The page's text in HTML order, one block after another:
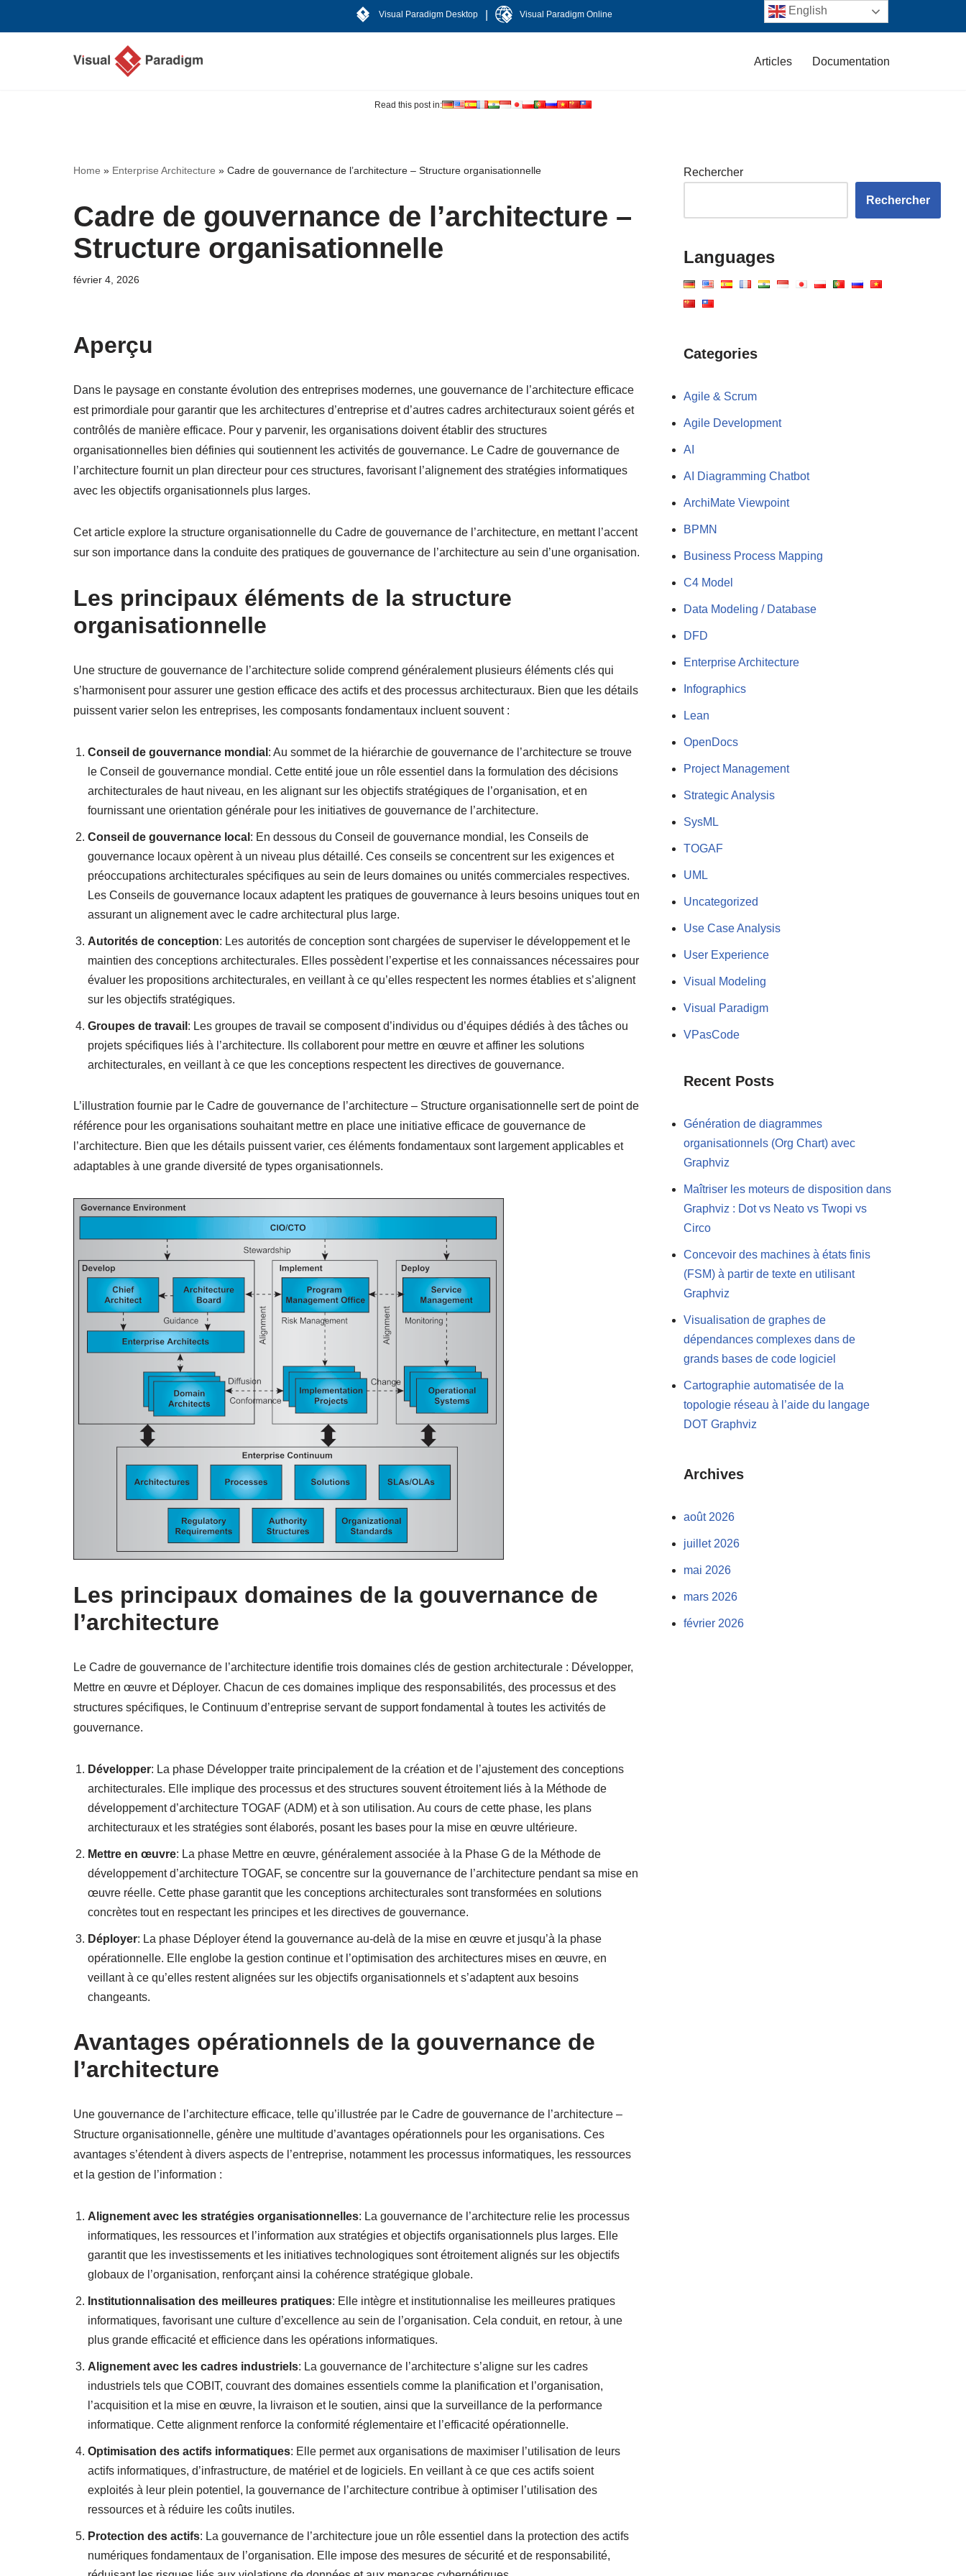
Visual Paradigm Desktop Visual Paradigm Online
Articles Documentation
Read this post in:
Home » Enterprise Architecture » Cadre de gouvernance de l’architecture – Structure organisationnelle
Cadre de gouvernance de l’architecture –
Structure organisationnelle
février 4, 2026
Aperçu
Dans le paysage en constante évolution des entreprises modernes, une gouvernance de l’architecture efficace
est primordiale pour garantir que les architectures d’entreprise et d’autres cadres architecturaux soient gérés et
contrôlés de manière efficace. Pour y parvenir, les organisations doivent établir des structures
organisationnelles bien définies qui soutiennent les activités de gouvernance. Le Cadre de gouvernance de
l’architecture fournit un plan directeur pour ces structures, favorisant l’alignement des stratégies informatiques
avec les objectifs organisationnels plus larges.
Cet article explore la structure organisationnelle du Cadre de gouvernance de l’architecture, en mettant l’accent
sur son importance dans la conduite des pratiques de gouvernance de l’architecture au sein d’une organisation.
Les principaux éléments de la structure
organisationnelle
Une structure de gouvernance de l’architecture solide comprend généralement plusieurs éléments clés qui
s’harmonisent pour assurer une gestion efficace des actifs et des processus architecturaux. Bien que les détails
puissent varier selon les entreprises, les composants fondamentaux incluent souvent :
Conseil de gouvernance mondial : Au sommet de la hiérarchie de gouvernance de l’architecture se trouve
le Conseil de gouvernance mondial. Cette entité joue un rôle essentiel dans la formulation des décisions
architecturales de haut niveau, en les alignant sur les objectifs stratégiques de l’organisation, et en
fournissant une orientation générale pour les initiatives de gouvernance de l’architecture.
Conseil de gouvernance local : En dessous du Conseil de gouvernance mondial, les Conseils de
gouvernance locaux opèrent à un niveau plus détaillé. Ces conseils se concentrent sur les exigences et
préoccupations architecturales spécifiques au sein de leurs domaines ou unités commerciales respectives.
Les Conseils de gouvernance locaux adaptent les pratiques de gouvernance à leurs besoins uniques tout en
assurant un alignement avec le cadre architectural plus large.
Autorités de conception: Les autorités de conception sont chargées de superviser le développement et le
maintien des conceptions architecturales. Elles possèdent l’expertise et les connaissances nécessaires pour
évaluer les propositions architecturales, en veillant à ce qu’elles respectent les normes établies et s’alignent
sur les objectifs stratégiques.
Groupes de travail : Les groupes de travail se composent d’individus ou d’équipes dédiés à des tâches ou
projets spécifiques liés à l’architecture. Ils collaborent pour mettre en œuvre et affiner les solutions
architecturales, en veillant à ce que les conceptions respectent les directives de gouvernance.
L’illustration fournie par le Cadre de gouvernance de l’architecture – Structure organisationnelle sert de point de
référence pour les organisations souhaitant mettre en place une initiative efficace de gouvernance de
l’architecture. Bien que les détails puissent varier, ces éléments fondamentaux sont largement applicables et
adaptables à une grande diversité de types organisationnels.
Les principaux domaines de la gouvernance de
l’architecture
Le Cadre de gouvernance de l’architecture identifie trois domaines clés de gestion architecturale : Développer,
Mettre en œuvre et Déployer. Chacun de ces domaines implique des responsabilités, des processus et des
structures spécifiques, le Continuum d’entreprise servant de support fondamental à toutes les activités de
gouvernance.
Développer: La phase Développer traite principalement de la création et de l’ajustement des conceptions
architecturales. Elle implique des processus et des structures souvent étroitement liés à la Méthode de
développement d’architecture TOGAF (ADM) et à son utilisation. Au cours de cette phase, les plans
architecturaux et les stratégies sont élaborés, posant les bases pour la mise en œuvre ultérieure.
Mettre en œuvre: La phase Mettre en œuvre, généralement associée à la Phase G de la Méthode de
développement d’architecture TOGAF, se concentre sur la gouvernance de l’architecture pendant sa mise en
œuvre réelle. Cette phase garantit que les conceptions architecturales sont transformées en solutions
concrètes tout en respectant les principes et les directives de gouvernance.
Déployer: La phase Déployer étend la gouvernance au-delà de la mise en œuvre et jusqu’à la phase
opérationnelle. Elle englobe la gestion continue et l’optimisation des architectures mises en œuvre, en
veillant à ce qu’elles restent alignées sur les objectifs organisationnels et s’adaptent aux besoins
changeants.
Avantages opérationnels de la gouvernance de
l’architecture
Une gouvernance de l’architecture efficace, telle qu’illustrée par le Cadre de gouvernance de l’architecture –
Structure organisationnelle, génère une multitude d’avantages opérationnels pour les organisations. Ces
avantages s’étendent à divers aspects de l’entreprise, notamment les processus informatiques, les ressources
et la gestion de l’information :
Alignement avec les stratégies organisationnelles: La gouvernance de l’architecture relie les processus
informatiques, les ressources et l’information aux stratégies et objectifs organisationnels plus larges. Elle
garantit que les investissements et les initiatives technologiques sont étroitement alignés sur les objectifs
globaux de l’organisation, renforçant ainsi la cohérence stratégique globale.
Institutionnalisation des meilleures pratiques: Elle intègre et institutionnalise les meilleures pratiques
informatiques, favorisant une culture d’excellence au sein de l’organisation. Cela conduit, en retour, à une
plus grande efficacité et efficience dans les opérations informatiques.
Alignement avec les cadres industriels: La gouvernance de l’architecture s’aligne sur les cadres
industriels tels que COBIT, couvrant des domaines essentiels comme la planification et l’organisation,
l’acquisition et la mise en œuvre, la livraison et le soutien, ainsi que la surveillance de la performance
informatique. Cette alignment renforce la conformité réglementaire et l’efficacité opérationnelle.
Optimisation des actifs informatiques: Elle permet aux organisations de maximiser l’utilisation de leurs
actifs informatiques, d’infrastructure, de matériel et de logiciels. En veillant à ce que ces actifs soient
exploités à leur plein potentiel, la gouvernance de l’architecture contribue à optimiser l’utilisation des
ressources et à réduire les coûts inutiles.
Protection des actifs: La gouvernance de l’architecture joue un rôle essentiel dans la protection des actifs
numériques fondamentaux de l’organisation. Elle impose des mesures de sécurité et de responsabilité,
Rechercher
Rechercher
Languages
Categories
Agile & Scrum
Agile Development
AI
AI Diagramming Chatbot
ArchiMate Viewpoint
BPMN
Business Process Mapping
C4 Model
Data Modeling / Database
DFD
Enterprise Architecture
Infographics
Lean
OpenDocs
Project Management
Strategic Analysis
SysML
TOGAF
UML
Uncategorized
Use Case Analysis
User Experience
Visual Modeling
Visual Paradigm
VPasCode
Recent Posts
Génération de diagrammes
organisationnels (Org Chart) avec
Graphviz
Maîtriser les moteurs de disposition dans
Graphviz : Dot vs Neato vs Twopi vs
Circo
Concevoir des machines à états finis
(FSM) à partir de texte en utilisant
Graphviz
Visualisation de graphes de
dépendances complexes dans de
grands bases de code logiciel
Cartographie automatisée de la
topologie réseau à l’aide du langage
DOT Graphviz
Archives
août 2026
juillet 2026
mai 2026
mars 2026
février 2026
English